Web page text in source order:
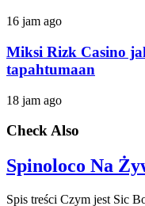
16 jam ago
Miksi Rizk Casino
tapahtumaan
18 jam ago
Check Also
Spinoloco Na
Spis treści Czym jest Sic